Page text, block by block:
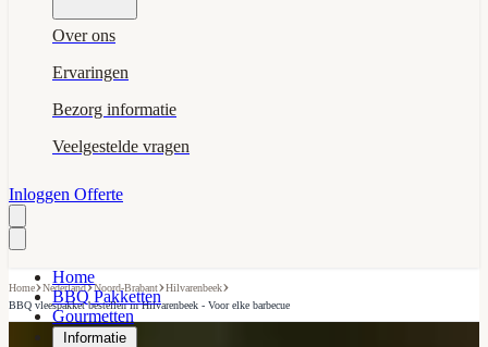
Over ons
Ervaringen
Bezorg informatie
Veelgestelde vragen
Inloggen Offerte
Home
BBQ Pakketten
Gourmetten
Informatie
Home›Nederland›Noord-Brabant›Hilvarenbeek›
BBQ vleespakket bestellen in Hilvarenbeek - Voor elke barbecue